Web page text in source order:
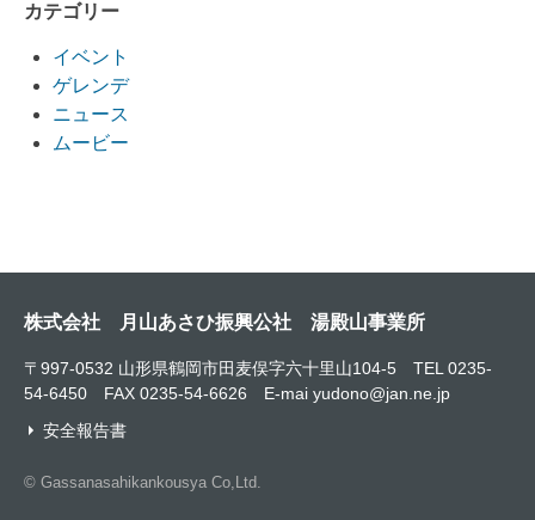
カテゴリー
イベント
ゲレンデ
ニュース
ムービー
株式会社 月山あさひ振興公社 湯殿山事業所
〒997-0532 山形県鶴岡市田麦俣字六十里山104-5 TEL 0235-
54-6450 FAX 0235-54-6626 E-mai yudono@jan.ne.jp
安全報告書
© Gassanasahikankousya Co,Ltd.